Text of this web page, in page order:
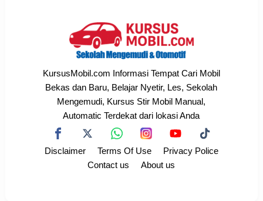
KursusMobil.com Informasi Tempat Cari Mobil
Bekas dan Baru, Belajar Nyetir, Les, Sekolah
Mengemudi, Kursus Stir Mobil Manual,
Automatic Terdekat dari lokasi Anda
Disclaimer Terms Of Use
Privacy Police
Contact us
About us